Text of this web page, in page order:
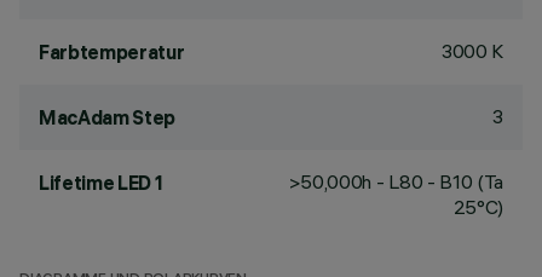
Farbtemperatur 3000 K
MacAdam Step 3
Lifetime LED 1
>50,000h - L80 - B10 (Ta
25°C)